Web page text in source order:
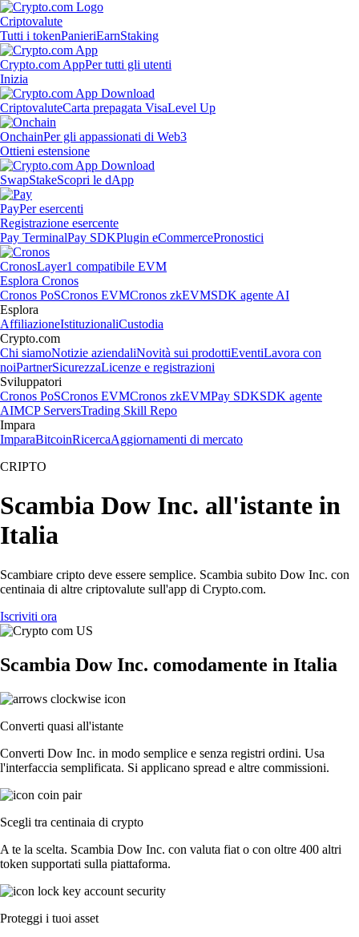
Criptovalute
Tutti i tokenPanieriEarnStaking
Crypto.com AppPer tutti gli utenti
Inizia
CriptovaluteCarta prepagata VisaLevel Up
OnchainPer gli appassionati di Web3
Ottieni estensione
SwapStakeScopri le dApp
PayPer esercenti
Registrazione esercente
Pay TerminalPay SDKPlugin eCommercePronostici
CronosLayer1 compatibile EVM
Esplora Cronos
Cronos PoSCronos EVMCronos zkEVMSDK agente AI
Esplora
AffiliazioneIstituzionaliCustodia
Crypto.com
Chi siamoNotizie aziendaliNovità sui prodottiEventiLavora con
noiPartnerSicurezzaLicenze e registrazioni
Sviluppatori
Cronos PoSCronos EVMCronos zkEVMPay SDKSDK agente
AIMCP ServersTrading Skill Repo
Impara
ImparaBitcoinRicercaAggiornamenti di mercato
CRIPTO
Scambia Dow Inc. all'istante in
Italia
Scambiare cripto deve essere semplice. Scambia subito Dow Inc. con
centinaia di altre criptovalute sull'app di Crypto.com.
Iscriviti ora
Scambia Dow Inc. comodamente in Italia
Converti quasi all'istante
Converti Dow Inc. in modo semplice e senza registri ordini. Usa
l'interfaccia semplificata. Si applicano spread e altre commissioni.
Scegli tra centinaia di crypto
A te la scelta. Scambia Dow Inc. con valuta fiat o con oltre 400 altri
token supportati sulla piattaforma.
Proteggi i tuoi asset